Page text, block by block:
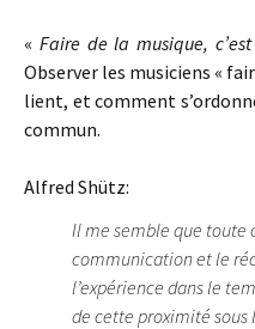
« Faire de la musique,
Observer les musiciens «
lient, et comment
commun.
Alfred Shütz:
Il me semble que toute
communication et le
l’expérience dans le
de cette proximité sous